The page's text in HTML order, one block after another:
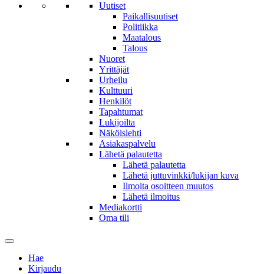
Uutiset
Paikallisuutiset
Politiikka
Maatalous
Talous
Nuoret
Yrittäjät
Urheilu
Kulttuuri
Henkilöt
Tapahtumat
Lukijoilta
Näköislehti
Asiakaspalvelu
Lähetä palautetta
Lähetä palautetta
Lähetä juttuvinkki/lukijan kuva
Ilmoita osoitteen muutos
Lähetä ilmoitus
Mediakortti
Oma tili
Hae
Kirjaudu